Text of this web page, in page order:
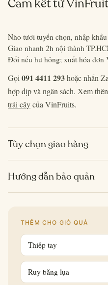
Nho tươi tuyển chọn, nhập
Giao nhanh 2h nội thành
Đổi nếu hư hỏng; xuất hóa đơn
Gọi 091 4411 293hoặc nhắn
hợp dịp và ngân sách. Xem
trái câycủa VinFruits.
Tùy chọn giao hàng
Hướng dẫn bảo quản
THÊM CHO GIỎ QUÀ
Thiệp tay
Ruy băng lụa